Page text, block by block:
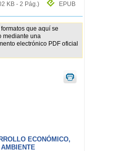
KB - 2 Pág.)
EPUB
que aquí se
mediante una
electrónico PDF oficial
ECONÓMICO,